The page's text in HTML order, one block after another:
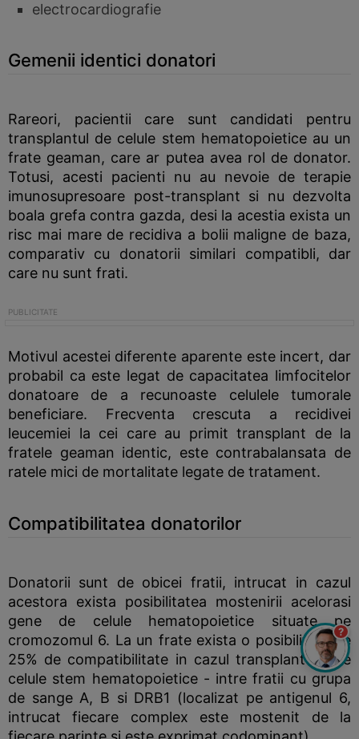
electrocardiografie
Gemenii identici donatori
Rareori, pacientii care sunt candidati pentru
transplantul de celule stem hematopoietice au un
frate geaman, care ar putea avea rol de donator.
Totusi, acesti pacienti nu au nevoie de terapie
imunosupresoare post-transplant si nu dezvolta
boala grefa contra gazda, desi la acestia exista un
risc mai mare de recidiva a bolii maligne de baza,
comparativ cu donatorii similari compatibli, dar
care nu sunt frati.
Motivul acestei diferente aparente este incert, dar
probabil ca este legat de capacitatea limfocitelor
donatoare de a recunoaste celulele tumorale
beneficiare. Frecventa crescuta a recidivei
leucemiei la cei care au primit transplant de la
fratele geaman identic, este contrabalansata de
ratele mici de mortalitate legate de tratament.
Compatibilitatea donatorilor
Donatorii sunt de obicei fratii, intrucat in cazul
acestora exista posibilitatea mostenirii acelorasi
gene de celule hematopoietice situate pe
cromozomul 6. La un frate exista o posibilitate de
25% de compatibilitate in cazul transplantului de
celule stem hematopoietice - intre fratii cu grupa
de sange A, B si DRB1 (localizat pe antigenul 6,
intrucat fiecare complex este mostenit de la
?